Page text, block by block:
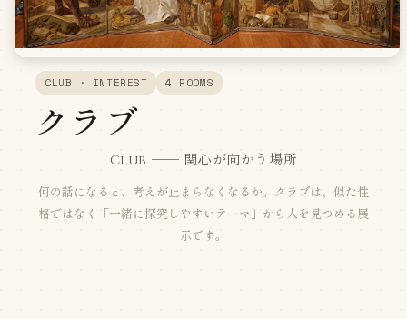
CLUB · INTEREST 4 ROOMS
クラブ
Club ── 関心が向かう場所
何の話になると、考えが止まらなくなるか。クラブは、似た性
格ではなく「一緒に探究しやすいテーマ」から人を見つめる展
示です。